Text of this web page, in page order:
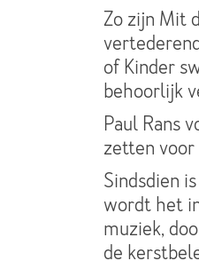
Zo zijn Mit
of Kinder
behoorlijk
Paul Rans
zetten voor
Sindsdien
wordt het
muziek,
de